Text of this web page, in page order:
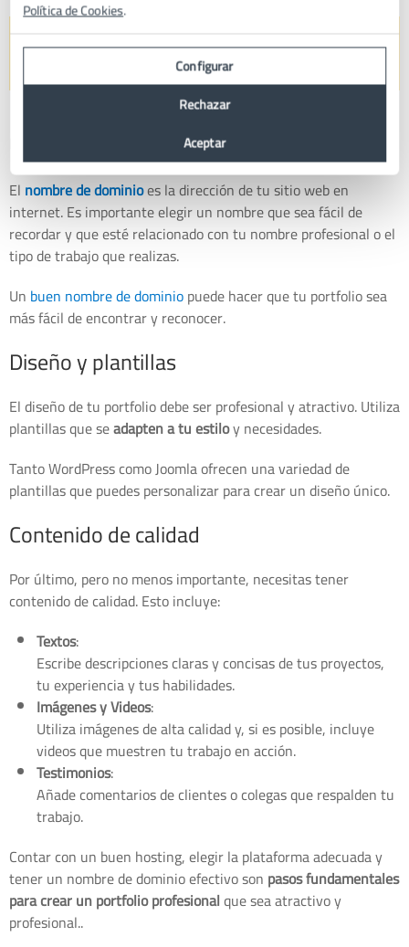
Un nombre de dominio
El nombre de dominioes la dirección de tu sitio web en
internet. Es importante elegir un nombre que sea fácil de
recordar y que esté relacionado con tu nombre profesional o el
tipo de trabajo que realizas.
Un buen nombre de dominiopuede hacer que tu portfolio sea
más fácil de encontrar y reconocer.
Diseño y plantillas
El diseño de tu portfolio debe ser profesional y atractivo. Utiliza
plantillas que seadapten a tu estiloy necesidades.
Tanto WordPress como Joomla ofrecen una variedad de
plantillas que puedes personalizar para crear un diseño único.
Contenido de calidad
Por último, pero no menos importante, necesitas tener
contenido de calidad. Esto incluye:
Textos:
Escribe descripciones claras y concisas de tus proyectos,
tu experiencia y tus habilidades.
Imágenes y Videos:
Utiliza imágenes de alta calidad y, si es posible, incluye
videos que muestren tu trabajo en acción.
Testimonios:
Añade comentarios de clientes o colegas que respalden tu
trabajo.
Contar con un buen hosting, elegir la plataforma adecuada y
tener un nombre de dominio efectivo son pasos fundamentales
para crear un portfolio profesionalque sea atractivo y
profesional..
Política de Cookies.
Configurar
Rechazar
Aceptar